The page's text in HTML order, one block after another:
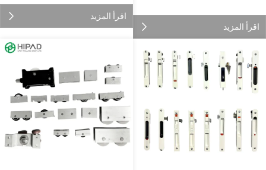
اقرأ المزيد
اقرأ المزيد